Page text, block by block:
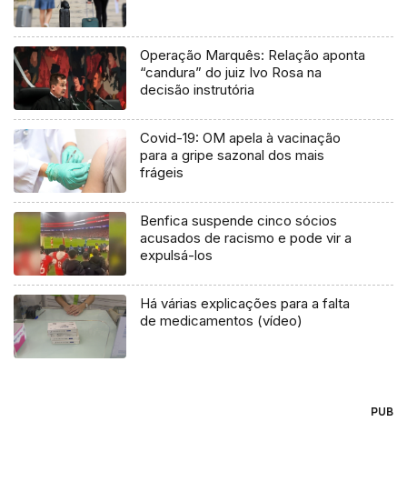
Operação Marquês: Relação aponta
“candura” do juiz Ivo Rosa na
decisão instrutória
Covid-19: OM apela à vacinação
para a gripe sazonal dos mais
frágeis
Benfica suspende cinco sócios
acusados de racismo e pode vir a
expulsá-los
Há várias explicações para a falta
de medicamentos (vídeo)
PUB